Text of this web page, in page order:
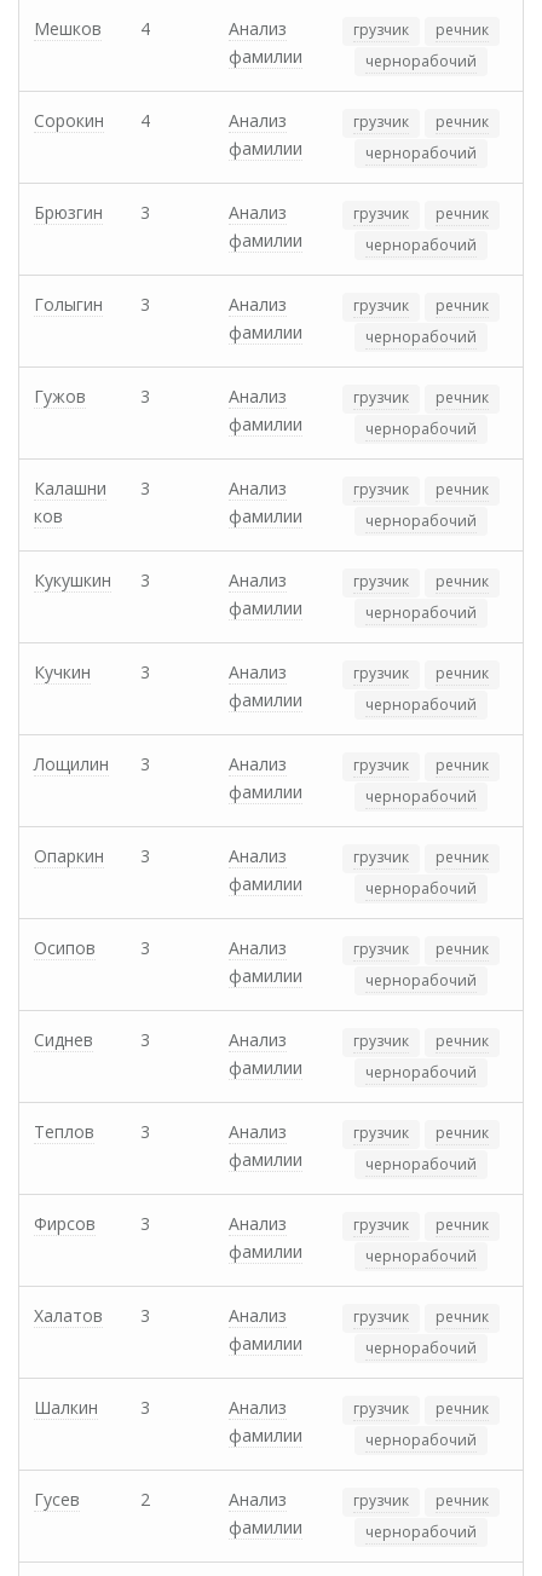
Мешков 4
Анализ
фамилии
грузчик
речник
чернорабочий
Сорокин 4
Анализ
фамилии
грузчик
речник
чернорабочий
Брюзгин 3
Анализ
фамилии
грузчик
речник
чернорабочий
Голыгин 3
Анализ
фамилии
грузчик
речник
чернорабочий
Гужов 3
Анализ
фамилии
грузчик
речник
чернорабочий
Калашни
ков
3
Анализ
фамилии
грузчик
речник
чернорабочий
Кукушкин 3
Анализ
фамилии
грузчик
речник
чернорабочий
Кучкин 3
Анализ
фамилии
грузчик
речник
чернорабочий
Лощилин 3
Анализ
фамилии
грузчик
речник
чернорабочий
Опаркин 3
Анализ
фамилии
грузчик
речник
чернорабочий
Осипов 3
Анализ
фамилии
грузчик
речник
чернорабочий
Сиднев 3
Анализ
фамилии
грузчик
речник
чернорабочий
Теплов 3
Анализ
фамилии
грузчик
речник
чернорабочий
Фирсов 3
Анализ
фамилии
грузчик
речник
чернорабочий
Халатов 3
Анализ
фамилии
грузчик
речник
чернорабочий
Шалкин 3
Анализ
фамилии
грузчик
речник
чернорабочий
Гусев 2
Анализ
фамилии
грузчик
речник
чернорабочий